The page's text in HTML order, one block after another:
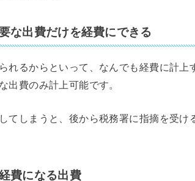
な出費だけを経費にできる
れるからといって、なんでも経費に計上
出費のみ計上可能です。
てしまうと、後から税務署に指摘を受け
費になる出費